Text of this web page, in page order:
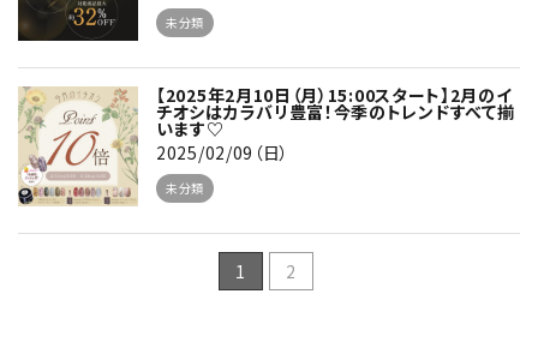
未分類
【2025年2月10日（月）15:00スタート】2月のイ
チオシはカラバリ豊富！今季のトレンドすべて揃
います♡
2025/02/09（日）
未分類
1 2